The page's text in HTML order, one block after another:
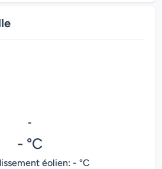
-
- °C
éolien: - °C